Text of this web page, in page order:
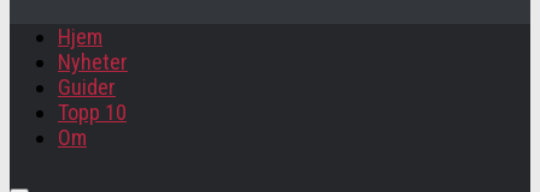
Hjem
Nyheter
Guider
Topp 10
Om